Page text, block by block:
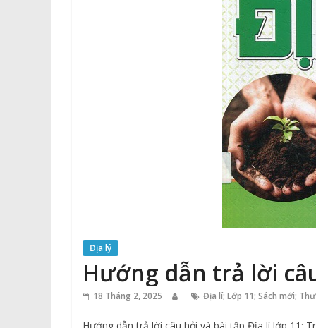
Địa lý
Hướng dẫn trả lời
18 Tháng 2, 2025 Địa lí; Lớp 11; Sách mới;